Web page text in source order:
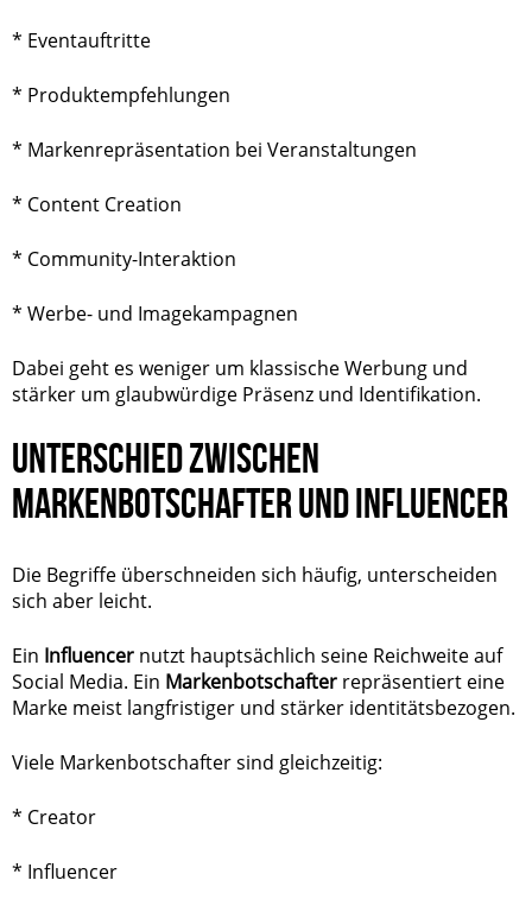
* Eventauftritte
* Produktempfehlungen
* Markenrepräsentation bei Veranstaltungen
* Content Creation
* Community-Interaktion
* Werbe- und Imagekampagnen
Dabei geht es weniger um klassische Werbung und
stärker um glaubwürdige Präsenz und Identifikation.
UNTERSCHIED ZWISCHEN
MARKENBOTSCHAFTER UND INFLUENCER
Die Begriffe überschneiden sich häufig, unterscheiden
sich aber leicht.
Ein Influencer nutzt hauptsächlich seine Reichweite auf
Social Media. Ein Markenbotschafter repräsentiert eine
Marke meist langfristiger und stärker identitätsbezogen.
Viele Markenbotschafter sind gleichzeitig:
* Creator
* Influencer